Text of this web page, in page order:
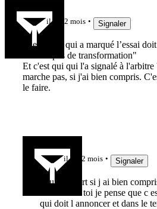
il y a 2 mois Signaler
"Le joueur qui a marqué l’essai
ne veut pas de transformation"
Et c'est qui qui l'a signalé à l'arbitre
marche pas, si j'ai bien compris.
le faire.
il y a 2 mois Signaler
pour ma part si j ai bien
car comme toi je pense que c
qui doit l annoncer et dans le